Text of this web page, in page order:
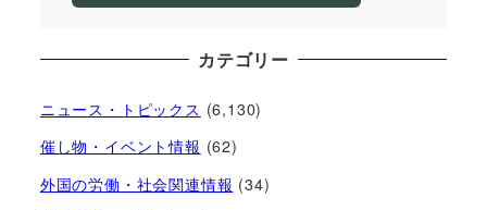
カテゴリー
ニュース・トピックス (6,130)
催し物・イベント情報 (62)
外国の労働・社会関連情報 (34)